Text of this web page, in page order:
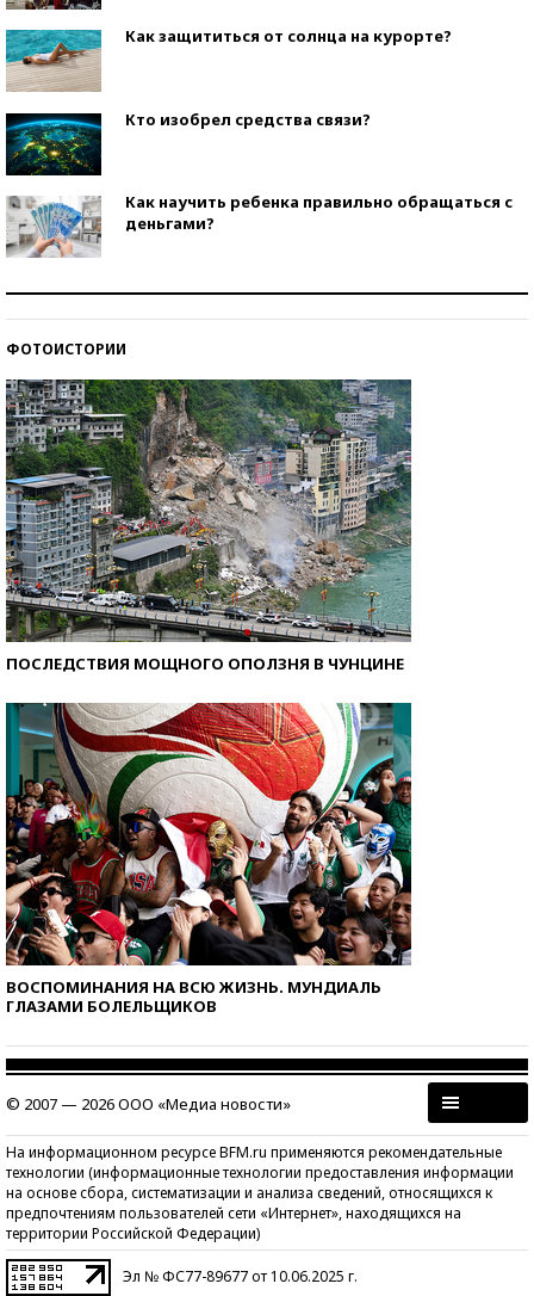
Как защититься от солнца на курорте?
Кто изобрел средства связи?
Как научить ребенка правильно обращаться с
деньгами?
ФОТОИСТОРИИ
ПОСЛЕДСТВИЯ МОЩНОГО ОПОЛЗНЯ В ЧУНЦИНЕ
ВОСПОМИНАНИЯ НА ВСЮ ЖИЗНЬ. МУНДИАЛЬ
ГЛАЗАМИ БОЛЕЛЬЩИКОВ
© 2007 — 2026 ООО «Медиа новости»
На информационном ресурсе BFM.ru применяются рекомендательные
технологии (информационные технологии предоставления информации
на основе сбора, систематизации и анализа сведений, относящихся к
предпочтениям пользователей сети «Интернет», находящихся на
территории Российской Федерации)
Эл № ФС77-89677 от 10.06.2025 г.